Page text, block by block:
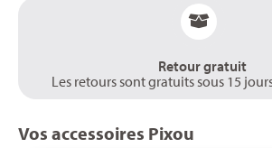
Retour gratuit
Les retours sont gratuits sous 15
Vos accessoires Pixou